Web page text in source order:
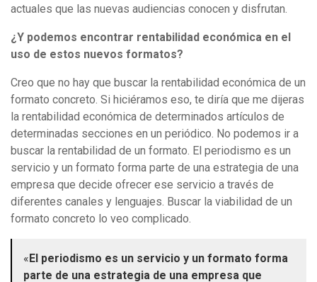
actuales que las nuevas audiencias conocen y disfrutan.
¿Y podemos encontrar rentabilidad económica en el
uso de estos nuevos formatos?
Creo que no hay que buscar la rentabilidad económica de un
formato concreto. Si hiciéramos eso, te diría que me dijeras
la rentabilidad económica de determinados artículos de
determinadas secciones en un periódico. No podemos ir a
buscar la rentabilidad de un formato. El periodismo es un
servicio y un formato forma parte de una estrategia de una
empresa que decide ofrecer ese servicio a través de
diferentes canales y lenguajes. Buscar la viabilidad de un
formato concreto lo veo complicado.
« El periodismo es un servicio y un formato forma
parte de una estrategia de una empresa que